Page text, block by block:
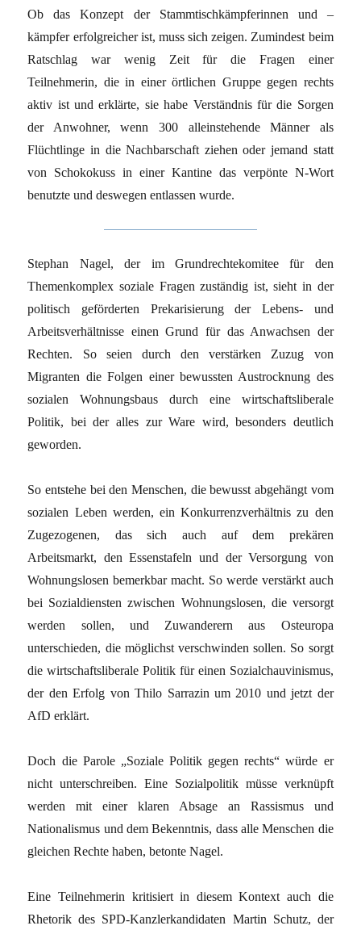
Ob das Konzept der Stammtischkämpferinnen und –
kämpfer erfolgreicher ist, muss sich zeigen. Zumindest beim
Ratschlag war wenig Zeit für die Fragen einer
Teilnehmerin, die in einer örtlichen Gruppe gegen rechts
aktiv ist und erklärte, sie habe Verständnis für die Sorgen
der Anwohner, wenn 300 alleinstehende Männer als
Flüchtlinge in die Nachbarschaft ziehen oder jemand statt
von Schokokuss in einer Kantine das verpönte N-Wort
benutzte und deswegen entlassen wurde.
Stephan Nagel, der im Grundrechtekomitee für den
Themenkomplex soziale Fragen zuständig ist, sieht in der
politisch geförderten Prekarisierung der Lebens- und
Arbeitsverhältnisse einen Grund für das Anwachsen der
Rechten. So seien durch den verstärken Zuzug von
Migranten die Folgen einer bewussten Austrocknung des
sozialen Wohnungsbaus durch eine wirtschaftsliberale
Politik, bei der alles zur Ware wird, besonders deutlich
geworden.
So entstehe bei den Menschen, die bewusst abgehängt vom
sozialen Leben werden, ein Konkurrenzverhältnis zu den
Zugezogenen, das sich auch auf dem prekären
Arbeitsmarkt, den Essenstafeln und der Versorgung von
Wohnungslosen bemerkbar macht. So werde verstärkt auch
bei Sozialdiensten zwischen Wohnungslosen, die versorgt
werden sollen, und Zuwanderern aus Osteuropa
unterschieden, die möglichst verschwinden sollen. So sorgt
die wirtschaftsliberale Politik für einen Sozialchauvinismus,
der den Erfolg von Thilo Sarrazin um 2010 und jetzt der
AfD erklärt.
Doch die Parole „Soziale Politik gegen rechts“ würde er
nicht unterschreiben. Eine Sozialpolitik müsse verknüpft
werden mit einer klaren Absage an Rassismus und
Nationalismus und dem Bekenntnis, dass alle Menschen die
gleichen Rechte haben, betonte Nagel.
Eine Teilnehmerin kritisiert in diesem Kontext auch die
Rhetorik des SPD-Kanzlerkandidaten Martin Schutz, der